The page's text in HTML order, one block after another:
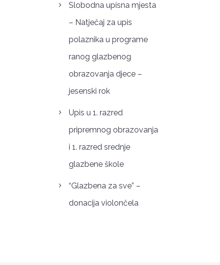
Slobodna upisna mjesta
– Natječaj za upis
polaznika u programe
ranog glazbenog
obrazovanja djece –
jesenski rok
Upis u 1. razred
pripremnog obrazovanja
i 1. razred srednje
glazbene škole
“Glazbena za sve” –
donacija violončela